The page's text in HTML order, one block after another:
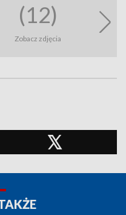
(12)
Zobacz zdjęcia